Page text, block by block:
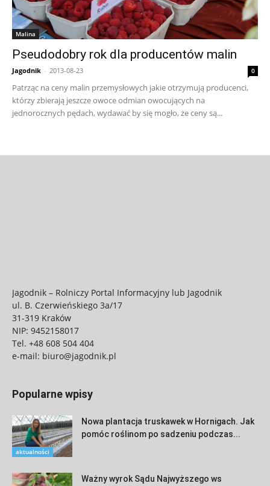
Malina
Pseudodobry rok dla producentów malin
Jagodnik - 2013-08-23 0
Patrząc na ceny malin przemysłowych jakie otrzymują producenci,
którzy zbierają jeszcze owoce odmian owocujących na
jednorocznych pędach, wydawać by się mogło, że ceny są...
Jagodnik – Rolniczy Portal Informacyjny lub Jagodnik
ul. B. Czerwieńskiego 3a/17
31-319 Kraków
NIP: 9452158017
Tel. +48 608 504 404
e-mail: biuro@jagodnik.pl
Popularne wpisy
aktualności
Nowa plantacja truskawek w Hornigach. Jak
pomóc roślinom po sadzeniu podczas...
Ważny wyrok Sądu Najwyższego ws